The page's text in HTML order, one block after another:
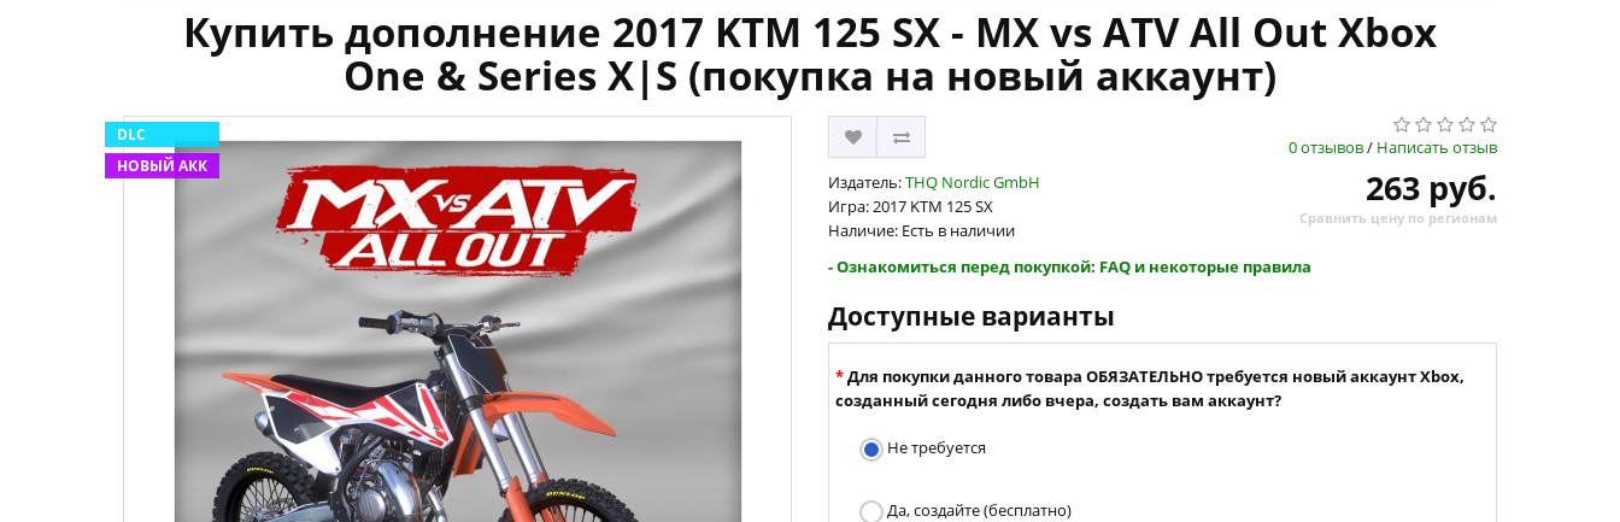
Купить дополнение 2017 KTM 125 SX - MX vs ATV All Out Xbox
One & Series X|S (покупка на новый аккаунт)
DLC
НОВЫЙ АКК
0 отзывов/ Написать отзыв
Издатель:THQ Nordic GmbH
Игра: 2017 KTM 125 SX
Наличие: Есть в наличии
263 руб.
Сравнить цену по регионам
- Ознакомиться перед покупкой: FAQ и некоторые правила
Доступные варианты
Для покупки данного товара ОБЯЗАТЕЛЬНО требуется новый аккаунт Xbox,
созданный сегодня либо вчера, создать вам аккаунт?
Не требуется
Да, создайте (бесплатно)